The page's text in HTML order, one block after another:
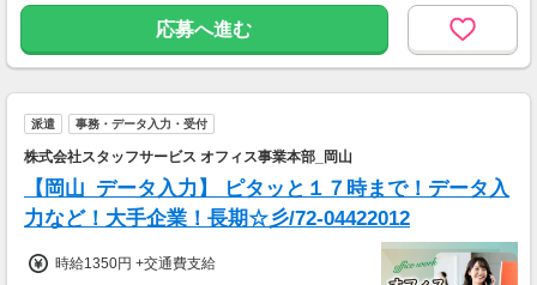
★平日のみ/午前/夕方/扶養内/パート/フル/短時
間など相談OK！
フリーター歓迎
応募へ進む
派遣 事務・データ入力・受付
株式会社スタッフサービス オフィス事業本部_岡山
【岡山_データ入力】 ピタッと１７時まで！データ入
力など！大手企業！長期☆彡/72-04422012
時給1350円 +交通費支給